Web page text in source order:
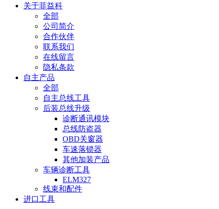
关于菲益科
全部
公司简介
合作伙伴
联系我们
在线留言
隐私条款
自主产品
全部
自主总线工具
后装总线升级
诊断通讯模块
总线防盗器
OBD关窗器
车速落锁器
其他加装产品
车辆诊断工具
ELM327
线束和配件
进口工具